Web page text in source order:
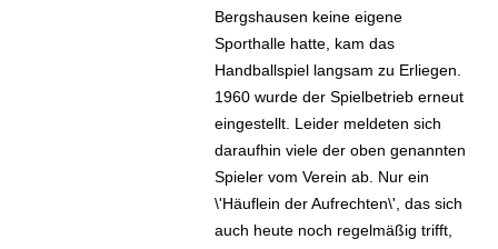
Bergshausen keine eigene
Sporthalle hatte, kam das
Handballspiel langsam zu Erliegen.
1960 wurde der Spielbetrieb erneut
eingestellt. Leider meldeten sich
daraufhin viele der oben genannten
Spieler vom Verein ab. Nur ein
\'Häuflein der Aufrechten\', das sich
auch heute noch regelmäßig trifft,